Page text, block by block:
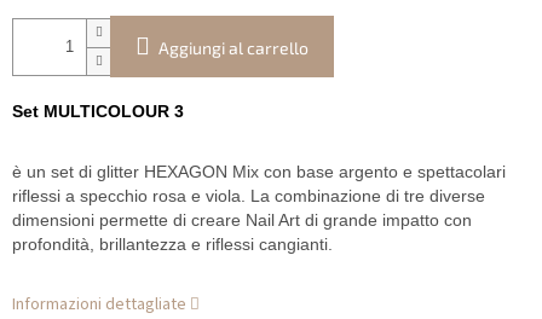
Aggiungi al carrello
Set MULTICOLOUR 3
è un set di glitter HEXAGON Mix con base argento e spettacolari
riflessi a specchio rosa e viola. La combinazione di tre diverse
dimensioni permette di creare Nail Art di grande impatto con
profondità, brillantezza e riflessi cangianti.
Informazioni dettagliate